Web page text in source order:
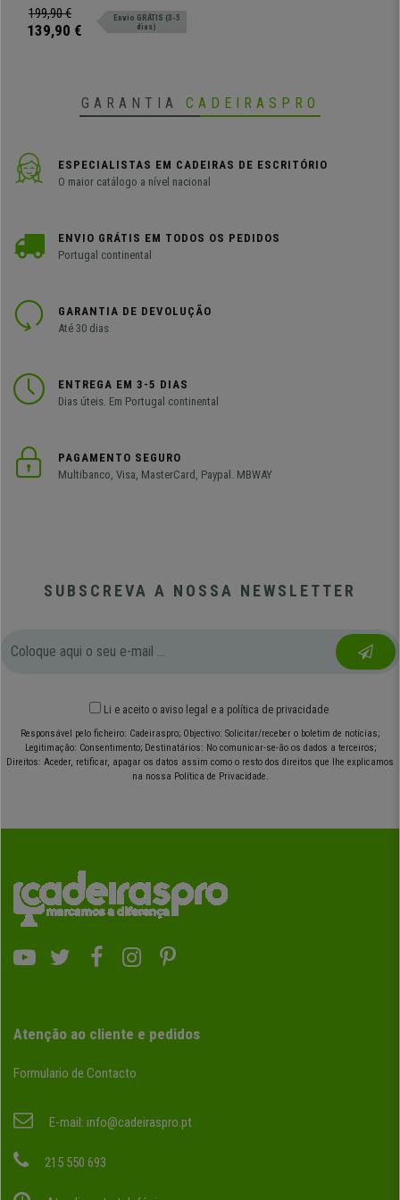
comodidade.
199,90 €
139,90 €
Envio GRÁTIS (3-5
dias)
GARANTIA CADEIRASPRO
ESPECIALISTAS EM CADEIRAS DE ESCRITÓRIO
O maior catálogo a nível nacional
ENVIO GRÁTIS EM TODOS OS PEDIDOS
Portugal continental
GARANTIA DE DEVOLUÇÃO
Até 30 dias
ENTREGA EM 3-5 DIAS
Dias úteis. Em Portugal continental
PAGAMENTO SEGURO
Multibanco, Visa, MasterCard, Paypal. MBWAY
SUBSCREVA A NOSSA NEWSLETTER
Li e aceito o aviso legal e a política de privacidade
Responsável pelo ficheiro: Cadeiraspro; Objectivo: Solicitar/receber o boletim de notícias;
Legitimação: Consentimento; Destinatários: No comunicar-se-ão os dados a terceiros;
Direitos: Aceder, retificar, apagar os datos assim como o resto dos direitos que lhe explicamos
na nossa Política de Privacidade.
Atenção ao cliente e pedidos
Formulario de Contacto
E-mail: info@cadeiraspro.pt
215 550 693